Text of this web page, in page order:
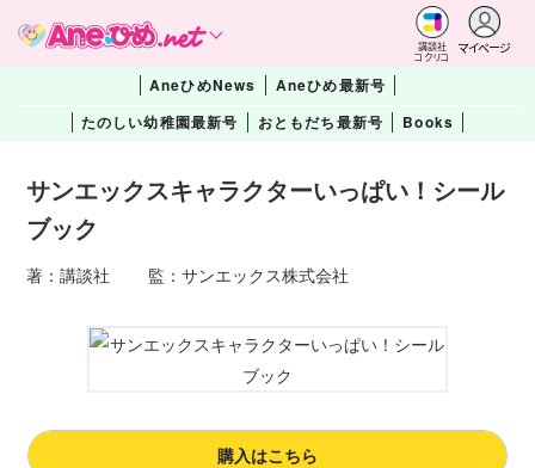
講談社
コクリコ
マイページ
AneひめNews
Aneひめ最新号
たのしい幼稚園最新号
おともだち最新号 Books
サンエックスキャラクターいっぱい！シール
ブック
著：講談社 監：サンエックス株式会社
購入はこちら